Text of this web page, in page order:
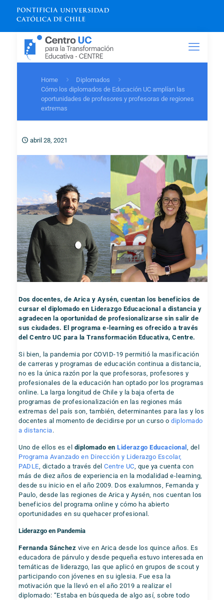
Home
Diplomados
Cómo los diplomados de Educación UC amplían las
oportunidades de profesores y profesoras de regiones
extremas
abril 28, 2021
Dos docentes, de Arica y Aysén, cuentan los beneficios de
cursar el diplomado en Liderazgo Educacional a distancia y
agradecen la oportunidad de profesionalizarse sin salir de
sus ciudades. El programa e-learning es ofrecido a través
del Centro UC para la Transformación Educativa, Centre.
Si bien, la pandemia por COVID-19 permitió la masificación
de carreras y programas de educación continua a distancia,
no es la única razón por la que profesoras, profesores y
profesionales de la educación han optado por los programas
online. La larga longitud de Chile y la baja oferta de
programas de profesionalización en las regiones más
extremas del país son, también, determinantes para las y los
docentes al momento de decidirse por un curso odiplomado
a distancia.
Uno de ellos es el diplomado enLiderazgo Educacional , del
Programa Avanzado en Dirección y Liderazgo Escolar,
PADLE, dictado a través delCentre UC, que ya cuenta con
más de diez años de experiencia en la modalidad e-learning,
desde su inicio en el año 2009. Dos exalumnos, Fernanda y
Paulo, desde las regiones de Arica y Aysén, nos cuentan los
beneficios del programa online y cómo ha abierto
oportunidades en su quehacer profesional.
Liderazgo en Pandemia
Fernanda Sánchez vive en Arica desde los quince años. Es
educadora de párvulo y desde pequeña estuvo interesada en
temáticas de liderazgo, las que aplicó en grupos de scout y
participando con jóvenes en su iglesia. Fue esa la
motivación que la llevó en el año 2019 a realizar el
diplomado: “Estaba en búsqueda de algo así, sobre todo